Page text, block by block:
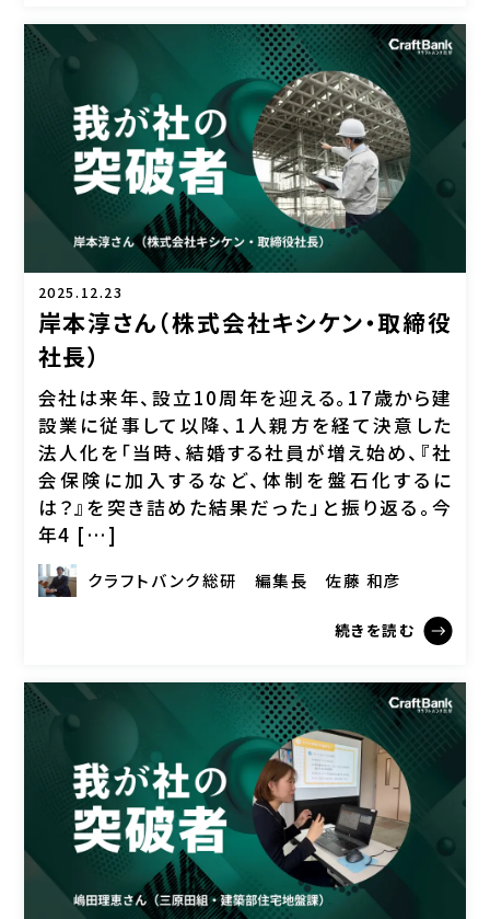
2025.12.23
岸本淳さん（株式会社キシケン・取締役
社長）
会社は来年、設立10周年を迎える。17歳から建
設業に従事して以降、1人親方を経て決意した
法人化を「当時、結婚する社員が増え始め、『社
会保険に加入するなど、体制を盤石化するに
は？』を突き詰めた結果だった」と振り返る。今
年4 […]
クラフトバンク総研 編集長 佐藤 和彦
続きを読む